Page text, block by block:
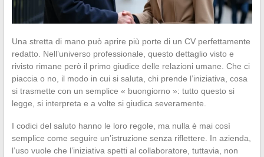
Una stretta di mano può aprire più porte di un CV perfettamente
redatto. Nell’universo professionale, questo dettaglio visto e
rivisto rimane però il primo giudice delle relazioni umane. Che ci
piaccia o no, il modo in cui si saluta, chi prende l’iniziativa, cosa
si trasmette con un semplice « buongiorno »: tutto questo si
legge, si interpreta e a volte si giudica severamente.
I codici del saluto hanno le loro regole, ma nulla è mai così
semplice come seguire un’istruzione senza riflettere. In azienda,
l’uso vuole che l’iniziativa spetti al collaboratore, tuttavia, non